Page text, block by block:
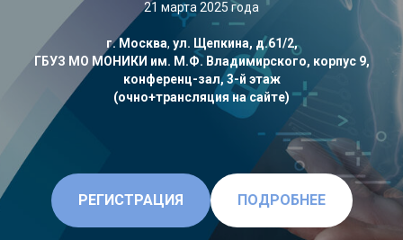
21 марта 2025 года
г. Москва, ул. Щепкина, д.61/2,
ГБУЗ МО МОНИКИ им. М.Ф. Владимирского, корпус 9,
конференц-зал, 3-й этаж
(очно+трансляция на сайте)
РЕГИСТРАЦИЯ ПОДРОБНЕЕ